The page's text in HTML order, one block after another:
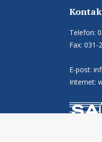
Telefon:
Fax: 031-
E-post:
Internet: